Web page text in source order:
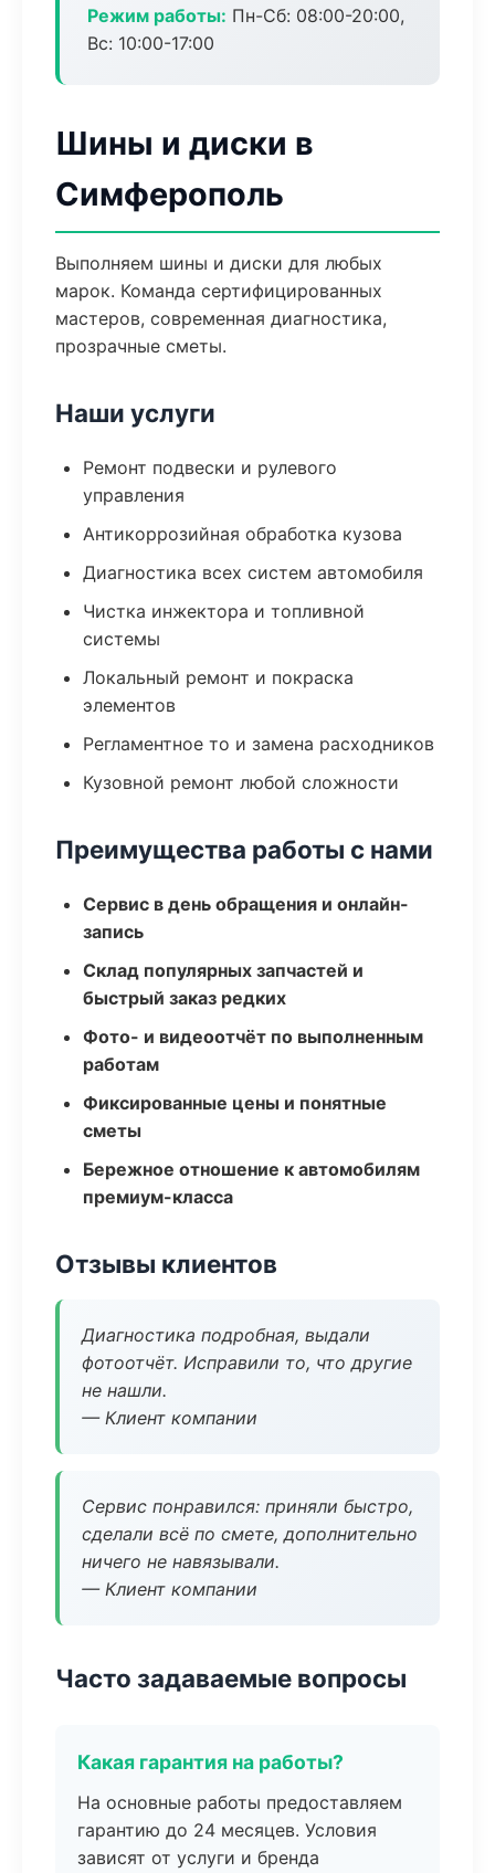
Режим работы: Пн-Сб: 08:00-20:00,
Вс: 10:00-17:00
Шины и диски в
Симферополь
Выполняем шины и диски для любых
марок. Команда сертифицированных
мастеров, современная диагностика,
прозрачные сметы.
Наши услуги
Ремонт подвески и рулевого
управления
Антикоррозийная обработка кузова
Диагностика всех систем автомобиля
Чистка инжектора и топливной
системы
Локальный ремонт и покраска
элементов
Регламентное то и замена расходников
Кузовной ремонт любой сложности
Преимущества работы с нами
Сервис в день обращения и онлайн-
запись
Склад популярных запчастей и
быстрый заказ редких
Фото- и видеоотчёт по выполненным
работам
Фиксированные цены и понятные
сметы
Бережное отношение к автомобилям
премиум-класса
Отзывы клиентов
Диагностика подробная, выдали
фотоотчёт. Исправили то, что другие
не нашли.
— Клиент компании
Сервис понравился: приняли быстро,
сделали всё по смете, дополнительно
ничего не навязывали.
— Клиент компании
Часто задаваемые вопросы
Какая гарантия на работы?
На основные работы предоставляем
гарантию до 24 месяцев. Условия
зависят от услуги и бренда